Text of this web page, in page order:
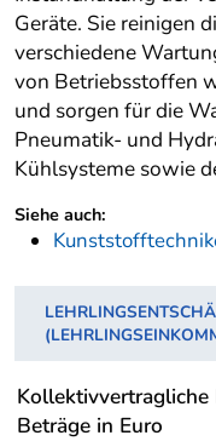
Geräte. Sie reinigen
verschiedene
von Betriebsstoffen
und sorgen für die
Pneumatik- und
Kühlsysteme sowie
Siehe auch:
Beträge in Euro